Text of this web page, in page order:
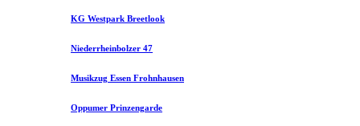
KG Westpark Breetlook
Niederrheinbolzer 47
Musikzug Essen Frohnhausen
Oppumer Prinzengarde